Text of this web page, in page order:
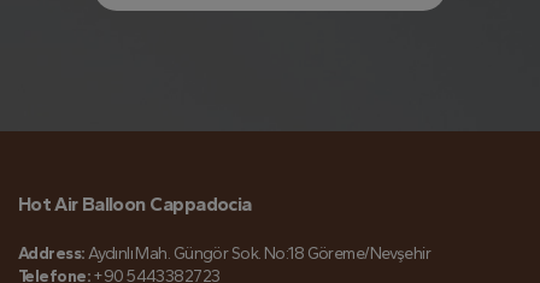
Hot Air Balloon Cappadocia
Address:Aydınlı Mah. Güngör Sok. No:18 Göreme/Nevşehir
Telefone:+90 5443382723